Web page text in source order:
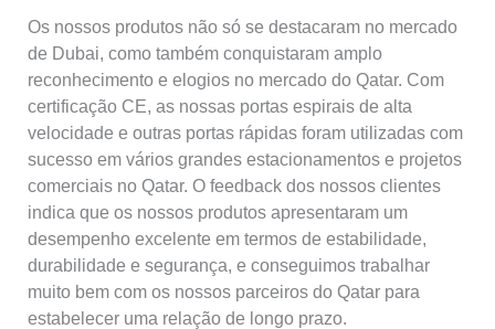
Os nossos produtos não só se destacaram no mercado
de Dubai, como também conquistaram amplo
reconhecimento e elogios no mercado do Qatar. Com
certificação CE, as nossas portas espirais de alta
velocidade e outras portas rápidas foram utilizadas com
sucesso em vários grandes estacionamentos e projetos
comerciais no Qatar. O feedback dos nossos clientes
indica que os nossos produtos apresentaram um
desempenho excelente em termos de estabilidade,
durabilidade e segurança, e conseguimos trabalhar
muito bem com os nossos parceiros do Qatar para
estabelecer uma relação de longo prazo.